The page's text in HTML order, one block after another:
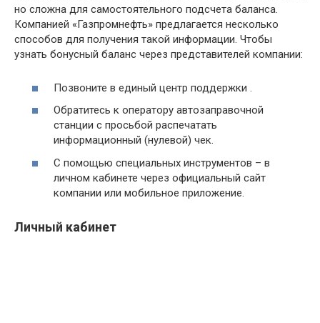
но сложна для самостоятельного подсчета баланса.
Компанией «Газпромнефть» предлагается несколько
способов для получения такой информации. Чтобы
узнать бонусный баланс через представителей компании:
Позвоните в единый центр поддержки .
Обратитесь к оператору автозаправочной
станции с просьбой распечатать
информационный (нулевой) чек.
С помощью специальных инструментов – в
личном кабинете через официальный сайт
компании или мобильное приложение.
Личный кабинет